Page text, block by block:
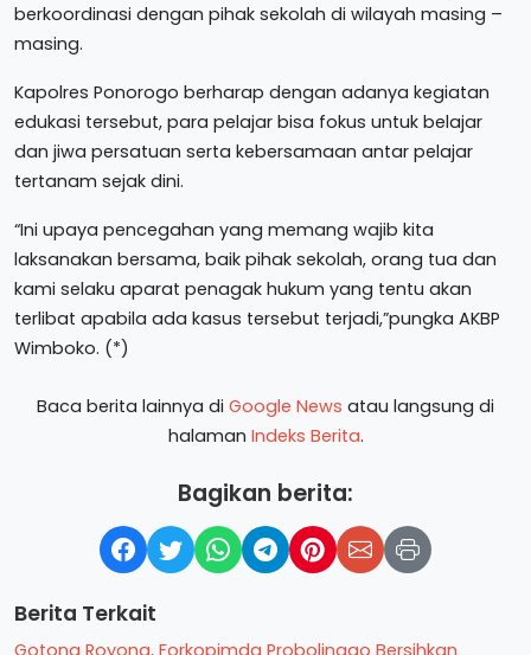
berkoordinasi dengan pihak sekolah di wilayah masing –
masing.
Kapolres Ponorogo berharap dengan adanya kegiatan
edukasi tersebut, para pelajar bisa fokus untuk belajar
dan jiwa persatuan serta kebersamaan antar pelajar
tertanam sejak dini.
“Ini upaya pencegahan yang memang wajib kita
laksanakan bersama, baik pihak sekolah, orang tua dan
kami selaku aparat penagak hukum yang tentu akan
terlibat apabila ada kasus tersebut terjadi,”pungka AKBP
Wimboko. (*)
Baca berita lainnya di Google News atau langsung di
halaman Indeks Berita.
Bagikan berita:
Berita Terkait
Gotong Royong, Forkopimda Probolinggo Bersihkan